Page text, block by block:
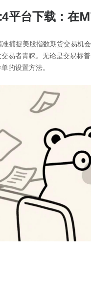
平台下载：在
捉美股指数期货交易机
易者青睐。无论是交易
的设置方法。